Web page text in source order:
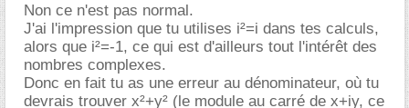
Non ce n'est pas normal.
J'ai l'impression que tu utilises i²=i dans tes calculs,
alors que i²=-1, ce qui est d'ailleurs tout l'intérêt des
nombres complexes.
Donc en fait tu as une erreur au dénominateur, où tu
devrais trouver x²+y² (le module au carré de x+iy, ce